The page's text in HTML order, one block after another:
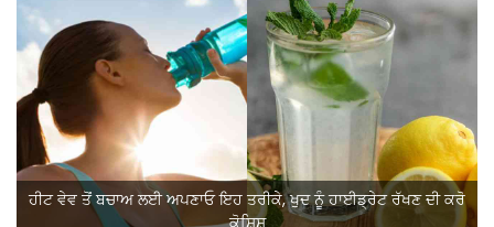
ਹੀਟ ਵੇਵ ਤੋਂ ਬਚਾਅ ਲਈ ਅਪਣਾਓ ਇਹ ਤਰੀਕੇ, ਖੁਦ ਨੂੰ ਹਾਈਡ੍ਰੇਟ ਰੱਖਣ ਦੀ ਕਰੋ